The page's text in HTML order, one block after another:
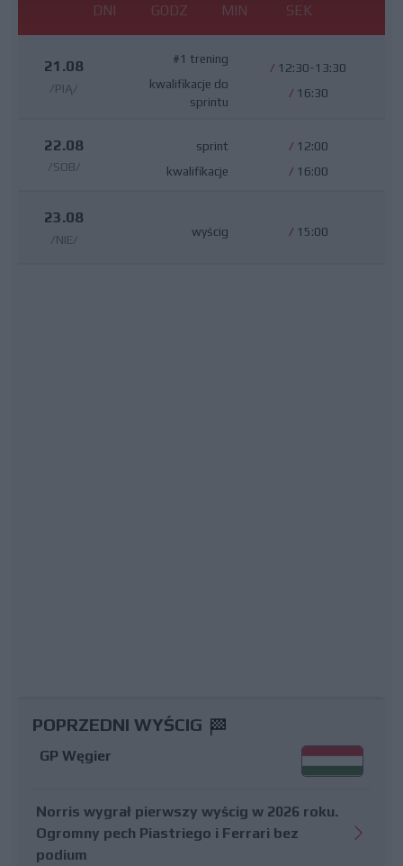
DNI GODZ MIN SEK
21.08
/PIĄ/
#1 trening
kwalifikacje do
sprintu
/ 12:30-13:30
/ 16:30
22.08
/SOB/
sprint
kwalifikacje
/ 12:00
/ 16:00
23.08
/NIE/
wyścig / 15:00
POPRZEDNI WYŚCIG
GP Węgier
Norris wygrał pierwszy wyścig w 2026 roku.
Ogromny pech Piastriego i Ferrari bez
podium